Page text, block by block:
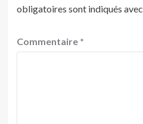
obligatoires sont indiqués avec
Commentaire *